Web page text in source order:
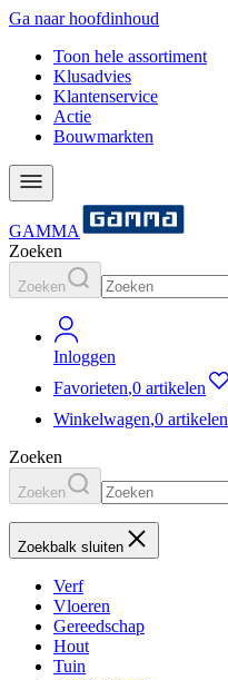
Ga naar hoofdinhoud
Toon hele assortiment
Klusadvies
Klantenservice
Actie
Bouwmarkten
GAMMA
Zoeken
Zoeken
Inloggen
Favorieten,0 artikelen
Winkelwagen,0 artikelen
Zoeken
Zoeken
Zoekbalk sluiten
Verf
Vloeren
Gereedschap
Hout
Tuin